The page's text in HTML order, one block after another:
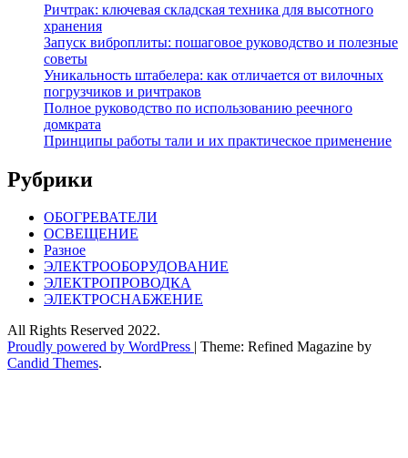
Ричтрак: ключевая складская техника для высотного
хранения
Запуск виброплиты: пошаговое руководство и полезные
советы
Уникальность штабелера: как отличается от вилочных
погрузчиков и ричтраков
Полное руководство по использованию реечного
домкрата
Принципы работы тали и их практическое применение
Рубрики
ОБОГРЕВАТЕЛИ
ОСВЕЩЕНИЕ
Разное
ЭЛЕКТРООБОРУДОВАНИЕ
ЭЛЕКТРОПРОВОДКА
ЭЛЕКТРОСНАБЖЕНИЕ
All Rights Reserved 2022.
Proudly powered by WordPress
Theme: Refined Magazine by
Candid Themes.